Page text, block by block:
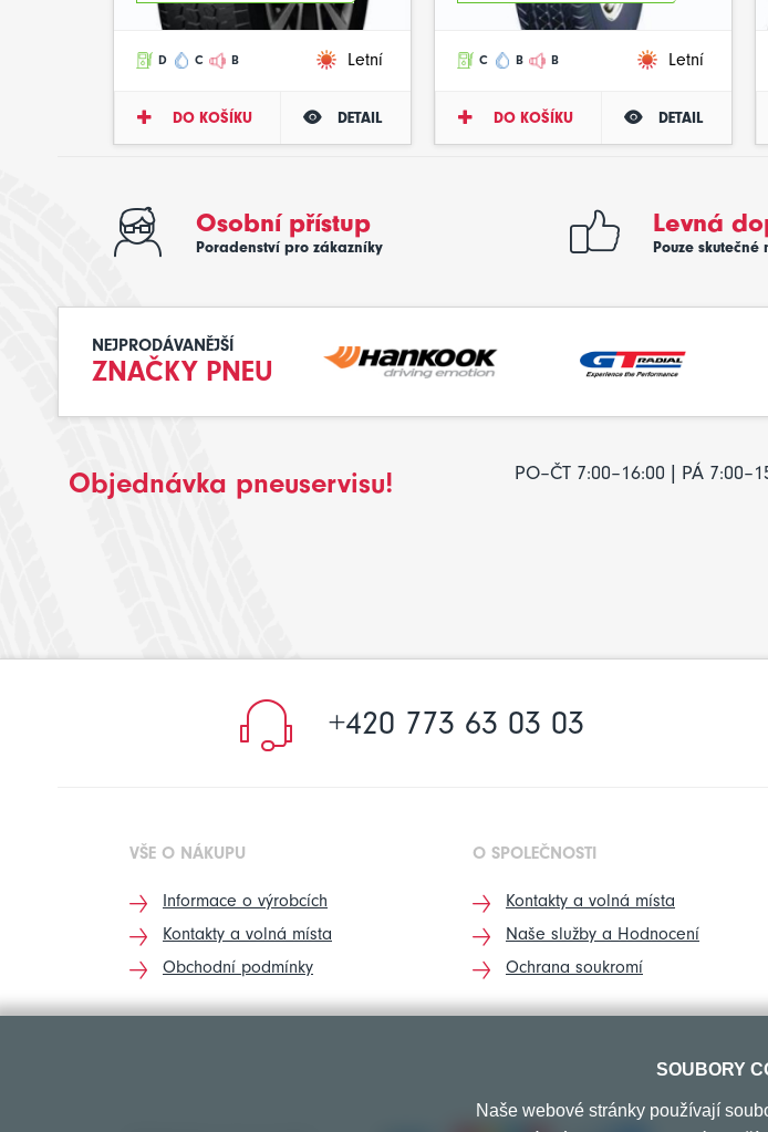
D C B Letní
DO KOŠÍKU DETAIL
C B B Letní
DO KOŠÍKU DETAIL
Osobní přístup
Poradenství pro zákazníky
Levná
Pouze
NEJPRODÁVANĚJŠÍ
ZNAČKY PNEU
Objednávka pneuservisu! PO–ČT 7:00–16:00 | PÁ
+420 773 63 03 03
VŠE O NÁKUPU
Informace o výrobcích
Kontakty a volná místa
Obchodní podmínky
O SPOLEČNOSTI
Kontakty a volná místa
Naše služby a Hodnocení
Ochrana soukromí
SOUBORY
Naše webové stránky používají